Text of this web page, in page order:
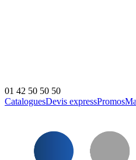
01 42 50 50 50
CataloguesDevis expressPromos